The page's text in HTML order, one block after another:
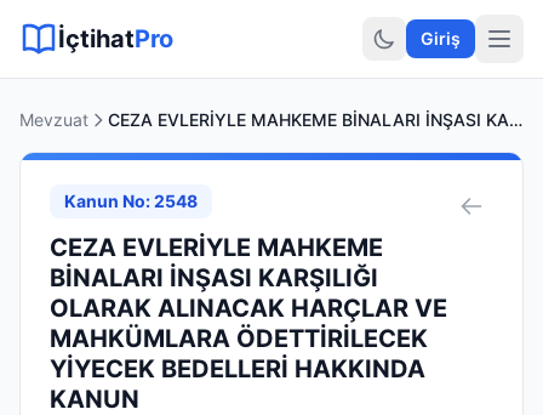
Hukuki Araçlar
İçtihatPro Giriş
Mevzuat CEZA EVLERİYLE MAHKEME BİNALARI İNŞASI KARŞILIĞI OLARAK ALINACAK HARÇLAR VE MAHKÜMLARA ÖDETTİRİLECEK YİYECEK BEDELLERİ HAKKINDA KANUN
Kanun No: 2548
CEZA EVLERİYLE MAHKEME
BİNALARI İNŞASI KARŞILIĞI
OLARAK ALINACAK HARÇLAR VE
MAHKÜMLARA ÖDETTİRİLECEK
YİYECEK BEDELLERİ HAKKINDA
KANUN